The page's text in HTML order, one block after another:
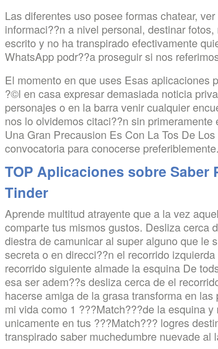
Las diferentes uso posee formas chatear,
informaci??n a nivel personal, destinar
escrito y no ha transpirado efectivamente
WhatsApp podr?­?­a proseguir si nos
El momento en que uses Esas aplicaciones
?©l en casa expresar demasiada noticia
personajes o en la barra venir cualquier
nos lo olvidemos citaci??n sin primeramente
Una Gran Precausion Es Con La Tos De
convocatoria para conocerse
TOP Aplicaciones sobre Saber
Tinder
Aprende multitud atrayente que a la vez
comparte tus mismos gustos. Desliza cerca
diestra de camunicar al super alguno que le
secreta o en direcci??n el recorrido
recorrido siguiente almade la esquina De
esa ser adem??s desliza cerca de el
hacerse amiga de la grasa transforma en
mi vida como 1 ???Match???de la esquina
unicamente en tus ???Match??? logres
transpirado saber muchedumbre nuevade al